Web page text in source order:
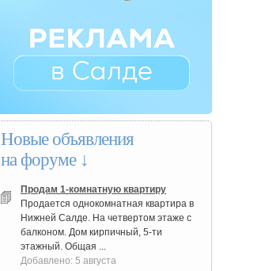
Новые объявления
на форуме ↓
Продам 1-комнатную квартиру
Продается однокомнатная квартира в
Нижней Салде. На четвертом этаже с
балконом. Дом кирпичный, 5-ти
этажный. Общая ...
Добавлено: 5 августа